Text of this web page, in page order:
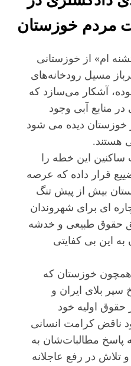
مردم خوزستان
ام»‌ از خوزستانی
مسیل رودخانه‌های
آشکار می‌سازد که
در منابع آبی وجود
خوزستان دیده می شود
هستند.
این خطه را
قرار داده که عرصه
بیش از پیش تنگ
ای برای شهروندان
حقوق طبیعی و خدشه
به این بی کفایتی
همچون خوزستان که
سپر بلای ایران و
حقوق اولیه خود
ناقض کرامت انسانی
پاسخ مطالبات‌شان به
تلاش در رفع عاجلانه